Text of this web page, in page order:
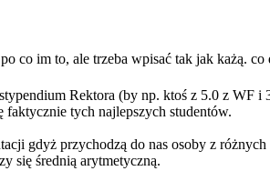
co im to, ale trzeba wpisać tak jak każą.
Rektora (by np. ktoś z 5.0 z WF i
tych najlepszych studentów.
gdyż przychodzą do nas osoby z
się średnią arytmetyczną.